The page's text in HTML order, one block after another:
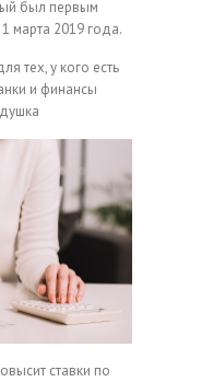
был первым
марта 2019 года.
тех, у кого есть
и финансы
ставки по